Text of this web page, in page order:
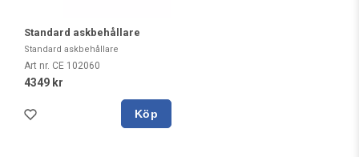
Standard askbehållare
Standard askbehållare
Art nr. CE 102060
4349 kr
Köp